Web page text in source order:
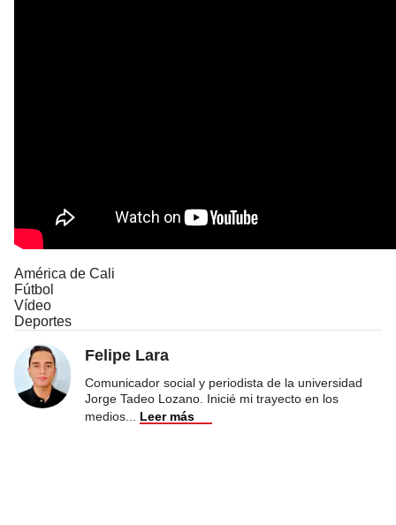
América de Cali
Fútbol
Vídeo
Deportes
Felipe Lara
Comunicador social y periodista de la universidad
Jorge Tadeo Lozano. Inicié mi trayecto en los
medios
Leer más